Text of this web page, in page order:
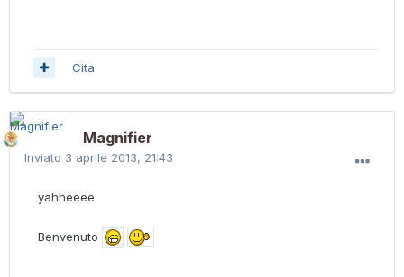
Cita
Magnifier
Inviato 3 aprile 2013, 21:43
yahheeee
Benvenuto